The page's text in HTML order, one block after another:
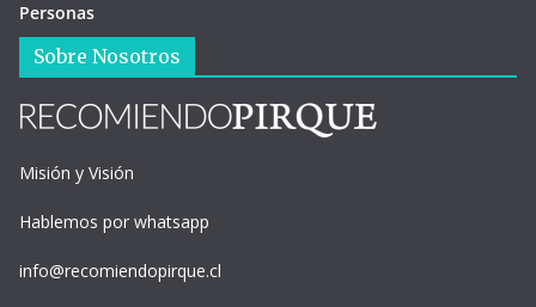
Personas
Sobre Nosotros
Misión y Visión
Hablemos por whatsapp
info@recomiendopirque.cl